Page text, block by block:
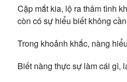
Cặp mắt kia, lộ ra thâm tình
còn có sự hiểu biết không
Trong khoảnh khắc, nàng
Biết nàng thực sự làm cái gì,